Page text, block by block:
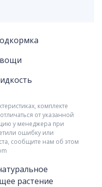
комплекте
от указанной
у менеджера при
ошибку или
сообщите нам об этом
растение